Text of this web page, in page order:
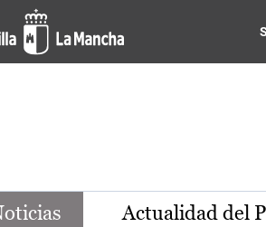
la región de
Actualidad del